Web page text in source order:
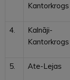
Kantorkrogs
4.
Kalnāji-
Kantorkrogs
5. Ate-Lejas